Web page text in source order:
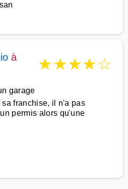
à
★★★★☆
garage
franchise, il n'a pas
permis alors qu'une